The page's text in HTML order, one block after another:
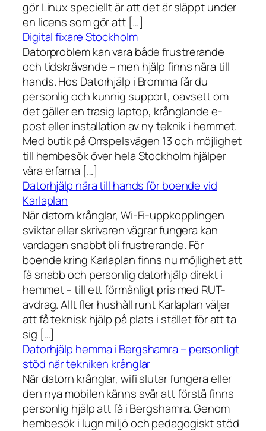
gör Linux speciellt är att det är släppt under
en licens som gör att […]
Digital fixare Stockholm
Datorproblem kan vara både frustrerande
och tidskrävande – men hjälp finns nära till
hands. Hos Datorhjälp i Bromma får du
personlig och kunnig support, oavsett om
det gäller en trasig laptop, krånglande e-
post eller installation av ny teknik i hemmet.
Med butik på Orrspelsvägen 13 och möjlighet
till hembesök över hela Stockholm hjälper
våra erfarna […]
Datorhjälp nära till hands för boende vid
Karlaplan
När datorn krånglar, Wi-Fi-uppkopplingen
sviktar eller skrivaren vägrar fungera kan
vardagen snabbt bli frustrerande. För
boende kring Karlaplan finns nu möjlighet att
få snabb och personlig datorhjälp direkt i
hemmet – till ett förmånligt pris med RUT-
avdrag. Allt fler hushåll runt Karlaplan väljer
att få teknisk hjälp på plats i stället för att ta
sig […]
Datorhjälp hemma i Bergshamra – personligt
stöd när tekniken krånglar
När datorn krånglar, wifi slutar fungera eller
den nya mobilen känns svår att förstå finns
personlig hjälp att få i Bergshamra. Genom
hembesök i lugn miljö och pedagogiskt stöd